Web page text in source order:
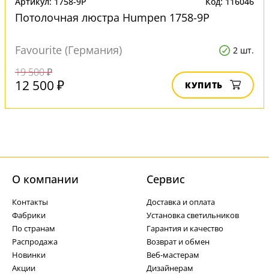
Потолочная люстра Humpen 1758-9P
Favourite (Германия) 2 шт.
19 500 ₽
12 500 ₽ КУПИТЬ
О компании
Контакты
Фабрики
По странам
Распродажа
Новинки
Акции
Cервис
Доставка и оплата
Установка светильников
Гарантия и качество
Возврат и обмен
Веб-мастерам
Дизайнерам